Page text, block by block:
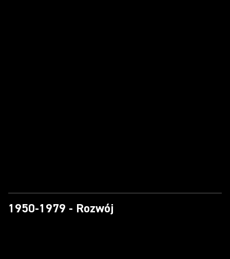
1950-1979 - Rozwój